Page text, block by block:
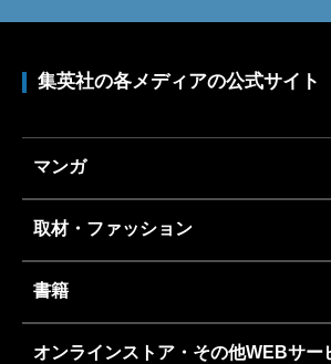
集英社の各メディアの公式サイト
マンガ
取材・ファッション
書籍
オンラインストア・その他WEBサー